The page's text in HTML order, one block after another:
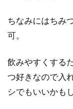
ちなみにはちみ
可。
飲みやすくする
つ好きなので入
シでもいいかも